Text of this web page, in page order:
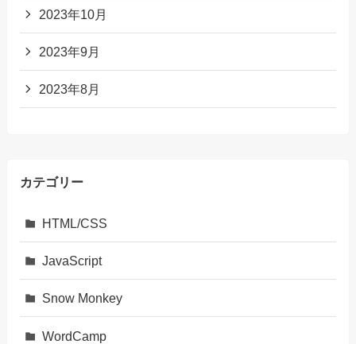
2023年10月
2023年9月
2023年8月
カテゴリー
HTML/CSS
JavaScript
Snow Monkey
WordCamp